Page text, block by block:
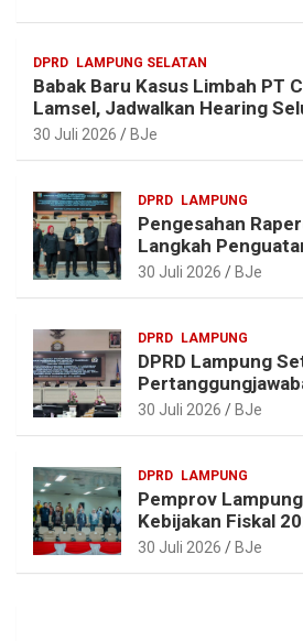
m
k
s
t
DPRD LAMPUNG SELATAN
Babak Baru Kasus Limbah PT
Lamsel, Jadwalkan Hearing
30 Juli 2026 BJe
DPRD LAMPUNG
Pengesahan
Langkah
dan Pembangunan
30 Juli 2026 BJe
DPRD LAMPUNG
DPRD Lampung
Beri Sejumlah
30 Juli 2026 BJe
DPRD LAMPUNG
Pemprov
Kebijakan Fiskal
Realistis dan
30 Juli 2026 BJe